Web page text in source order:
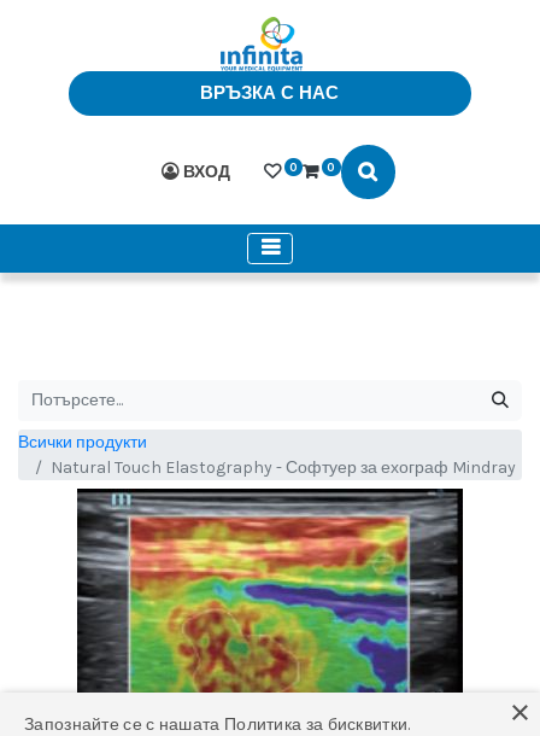
ВРЪЗКА С НАС
ВХОД 0 0
Всички продукти
Natural Touch Elastography - Софтуер за ехограф Mindray
×
Запознайте се с нашата Политика за бисквитки.